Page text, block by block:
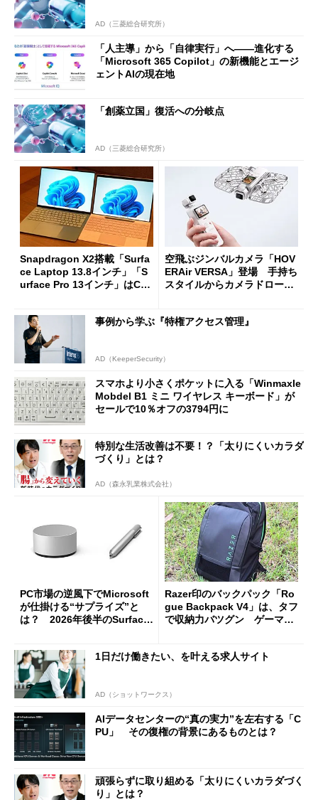
AD（三菱総合研究所）
「人主導」から「自律実行」へ――進化する
「Microsoft 365 Copilot」の新機能とエージ
ェントAIの現在地
「創薬立国」復活への分岐点
AD（三菱総合研究所）
Snapdragon X2搭載「Surfa
ce Laptop 13.8インチ」「S
urface Pro 13インチ」はCop
た
空飛ぶジンバルカメラ「HOV
ERAir VERSA」登場 手持ち
スタイルからカメラドローン
事例から学ぶ『特権アクセス管理』
AD（KeeperSecurity）
スマホより小さくポケットに入る「Winmaxle
Mobdel B1 ミニ ワイヤレス キーボード」が
セールで10％オフの3794円に
特別な生活改善は不要！？「太りにくいカラダ
づくり」とは？
AD（森永乳業株式会社）
PC市場の逆風下でMicrosoft
が仕掛ける“サプライズ”と
は？ 2026年後半のSurface
Razer印のバックパック「Ro
gue Backpack V4」は、タフ
で収納力バツグン ゲーマー
1日だけ働きたい、を叶える求人サイト
AD（ショットワークス）
AIデータセンターの“真の実力”を左右する「C
PU」 その復権の背景にあるものとは？
頑張らずに取り組める「太りにくいカラダづく
り」とは？